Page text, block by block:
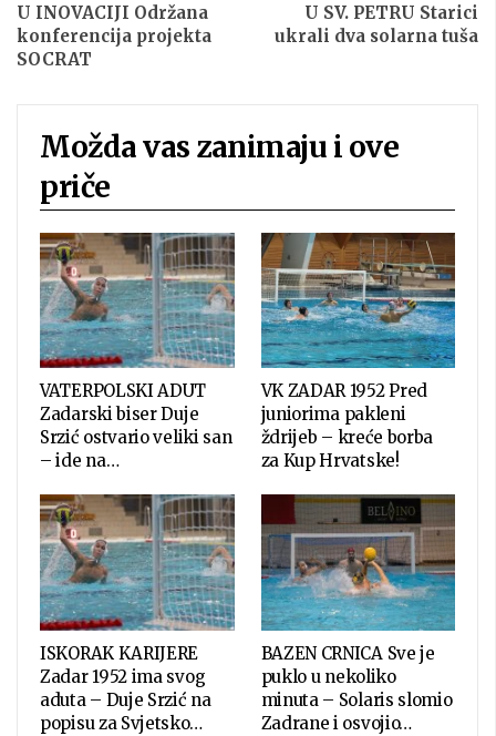
U INOVACIJI Održana
konferencija projekta
SOCRAT
U SV. PETRU Starici
ukrali dva solarna tuša
Možda vas zanimaju i ove
priče
VATERPOLSKI ADUT
Zadarski biser Duje
Srzić ostvario veliki san
– ide na…
VK ZADAR 1952 Pred
juniorima pakleni
ždrijeb – kreće borba
za Kup Hrvatske!
ISKORAK KARIJERE
Zadar 1952 ima svog
aduta – Duje Srzić na
popisu za Svjetsko…
BAZEN CRNICA Sve je
puklo u nekoliko
minuta – Solaris slomio
Zadrane i osvojio…